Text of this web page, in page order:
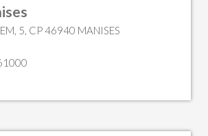
5, CP 46940 MANISES